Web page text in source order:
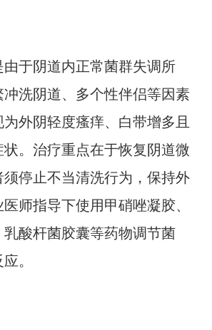
于阴道内正常菌群失调所
洗阴道、多个性伴侣等因素
外阴轻度瘙痒、白带增多且
。治疗重点在于恢复阴道微
停止不当清洗行为，保持外
师指导下使用甲硝唑凝胶、
酸杆菌胶囊等药物调节菌
。